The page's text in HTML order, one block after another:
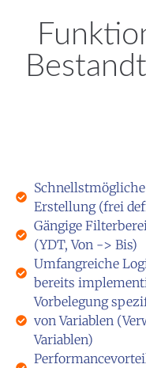
Erstellung (frei
Gängige
(YDT, Von -> Bis)
Umfangreiche
bereits
Vorbelegung
von Variablen
Variablen)